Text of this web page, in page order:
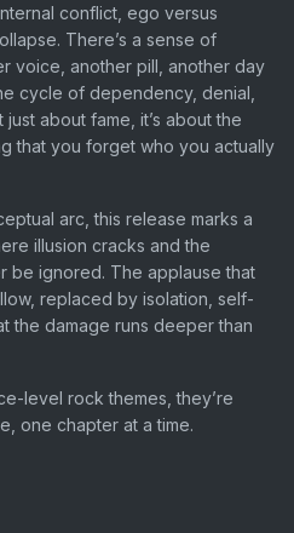
conflict, ego versus
There’s a sense of
voice, another pill, another day
cycle of dependency, denial,
about fame, it’s about the
that you forget who you actually
arc, this release marks a
illusion cracks and the
be ignored. The applause that
replaced by isolation, self-
the damage runs deeper than
level rock themes, they’re
one chapter at a time.